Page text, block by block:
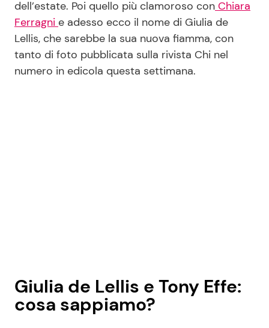
Festività Ricette per Bambini
Seguici
Privacy Policy
dell’estate. Poi quello più clamoroso con Chiara
Ferragni e adesso ecco il nome di Giulia de
Lellis, che sarebbe la sua nuova fiamma, con
tanto di foto pubblicata sulla rivista Chi nel
numero in edicola questa settimana.
Giulia de Lellis e Tony Effe:
cosa sappiamo?